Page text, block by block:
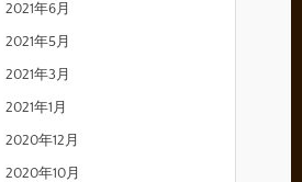
2021年6月
2021年5月
2021年3月
2021年1月
2020年12月
2020年10月